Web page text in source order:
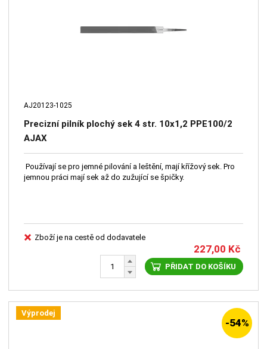
AJ20123-1025
Precizní pilník plochý sek 4 str. 10x1,2 PPE100/2
AJAX
Používají se pro jemné pilování a leštění, mají křížový sek. Pro
jemnou práci mají sek až do zužující se špičky.
Zboží je na cestě od dodavatele
227,00 Kč
PŘIDAT DO KOŠÍKU
Výprodej
-54%